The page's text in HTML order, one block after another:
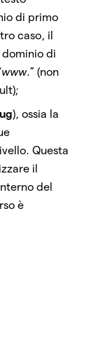
di primo
caso, il
dominio di
www.” (non
), ossia la
Questa
il
del
è